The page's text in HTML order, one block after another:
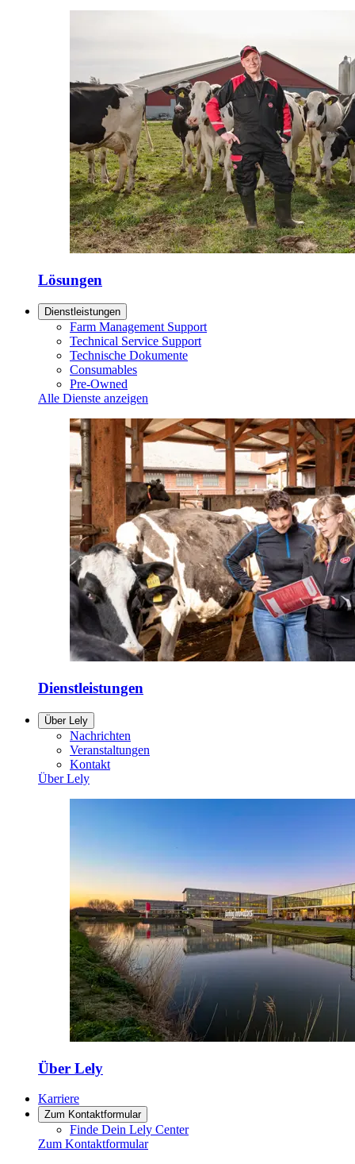
Lösungen
Dienstleistungen
Farm Management Support
Technical Service Support
Technische Dokumente
Consumables
Pre-Owned
Alle Dienste anzeigen
Dienstleistungen
Über Lely
Nachrichten
Veranstaltungen
Kontakt
Über Lely
Über Lely
Karriere
Zum Kontaktformular
Finde Dein Lely Center
Zum Kontaktformular